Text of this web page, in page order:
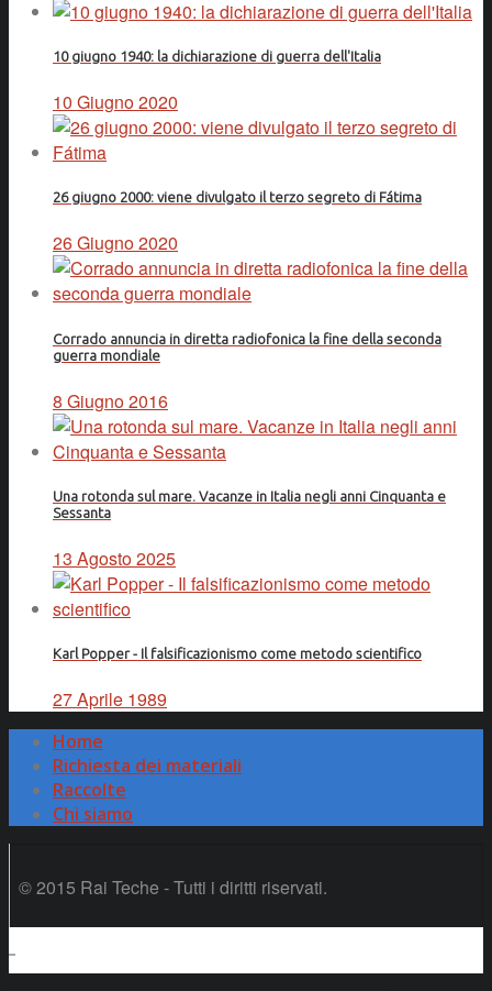
10 giugno 1940: la dichiarazione di guerra dell'Italia
10 Giugno 2020
26 giugno 2000: viene divulgato il terzo segreto di Fátima
26 Giugno 2020
Corrado annuncia in diretta radiofonica la fine della seconda
guerra mondiale
8 Giugno 2016
Una rotonda sul mare. Vacanze in Italia negli anni Cinquanta e
Sessanta
13 Agosto 2025
Karl Popper - Il falsificazionismo come metodo scientifico
27 Aprile 1989
Home
Richiesta dei materiali
Raccolte
Chi siamo
© 2015 Rai Teche - Tutti i diritti riservati.